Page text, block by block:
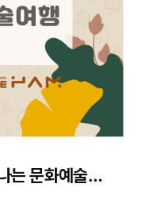
는 문화예술여